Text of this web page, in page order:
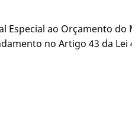
Especial ao Orçamento
no Artigo 43 da